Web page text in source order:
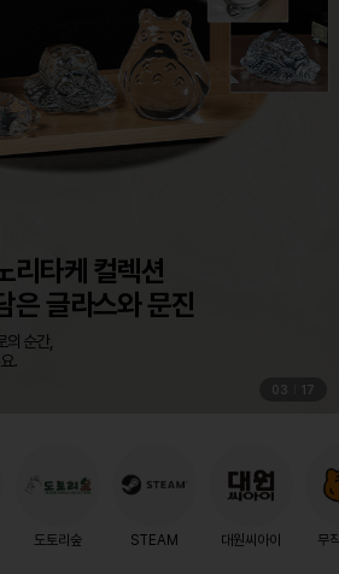
04 17
도토리숲 STEAM 대원씨아이 무